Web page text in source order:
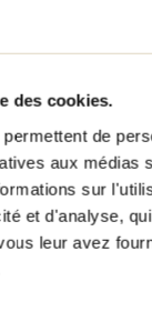
des cookies.
de
aux médias
sur
et d'analyse,
leur avez